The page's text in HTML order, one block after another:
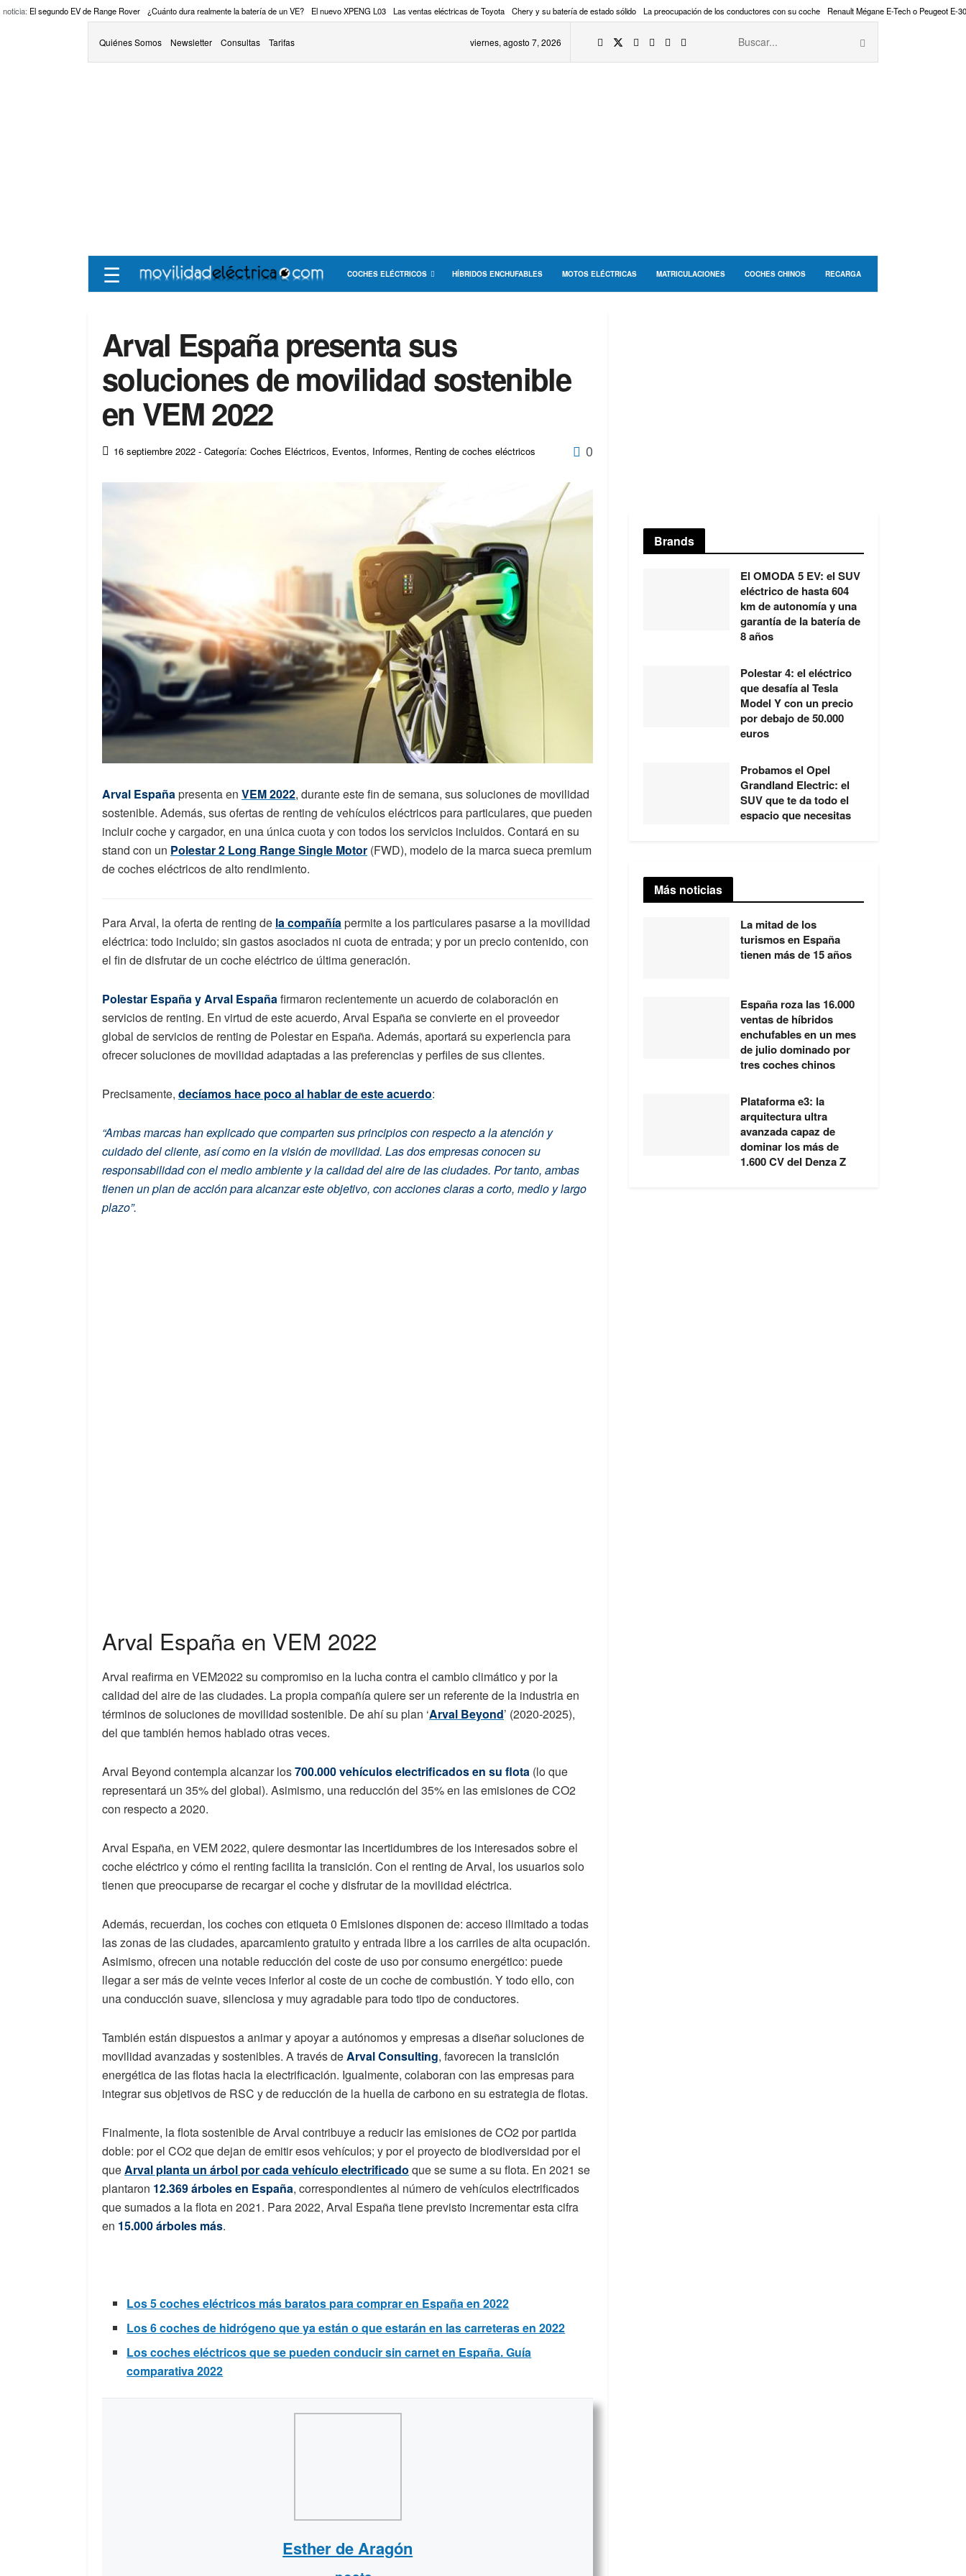
noticia: El segundo EV de Range Rover ¿Cuánto dura realmente la batería de un VE? El nuevo XPENG L03 Las ventas eléctricas de Toyota Chery y su batería de estado sólido La preocupación de los conductores con su coche Renault Mégane E-Tech o Peugeot E-
Quiénes Somos Newsletter Consultas Tarifas viernes, agosto 7, 2026
☰ COCHES ELÉCTRICOS HÍBRIDOS ENCHUFABLES MOTOS ELÉCTRICAS MATRICULACIONES COCHES CHINOS RECARGA
Arval España presenta sus
soluciones de movilidad sostenible
en VEM 2022
16 septiembre 2022 - Categoría: Coches Eléctricos, Eventos, Informes, Renting de coches eléctricos 0
Arval Españapresenta en VEM 2022, durante este fin de semana, sus soluciones de movilidad
sostenible. Además, sus ofertas de renting de vehículos eléctricos para particulares, que pueden
incluir coche y cargador, en una única cuota y con todos los servicios incluidos. Contará en su
stand con un Polestar 2 Long Range Single Motor (FWD), modelo de la marca sueca premium
de coches eléctricos de alto rendimiento.
Para Arval, la oferta de renting de la compañíapermite a los particulares pasarse a la movilidad
eléctrica: todo incluido; sin gastos asociados ni cuota de entrada; y por un precio contenido, con
el fin de disfrutar de un coche eléctrico de última generación.
Polestar España y Arval Españafirmaron recientemente un acuerdo de colaboración en
servicios de renting. En virtud de este acuerdo, Arval España se convierte en el proveedor
global de servicios de renting de Polestar en España. Además, aportará su experiencia para
ofrecer soluciones de movilidad adaptadas a las preferencias y perfiles de sus clientes.
Precisamente, decíamos hace poco al hablar de este acuerdo:
“Ambas marcas han explicado que comparten sus principios con respecto a la atención y
cuidado del cliente, así como en la visión de movilidad. Las dos empresas conocen su
responsabilidad con el medio ambiente y la calidad del aire de las ciudades. Por tanto, ambas
tienen un plan de acción para alcanzar este objetivo, con acciones claras a corto, medio y largo
plazo”.
Arval España en VEM 2022
Arval reafirma en VEM2022 su compromiso en la lucha contra el cambio climático y por la
calidad del aire de las ciudades. La propia compañía quiere ser un referente de la industria en
términos de soluciones de movilidad sostenible. De ahí su plan ‘Arval Beyond’ (2020-2025),
del que también hemos hablado otras veces.
Arval Beyond contempla alcanzar los700.000 vehículos electrificados en su flota (lo que
representará un 35% del global). Asimismo, una reducción del 35% en las emisiones de CO2
con respecto a 2020.
Arval España, en VEM 2022, quiere desmontar las incertidumbres de los interesados sobre el
coche eléctrico y cómo el renting facilita la transición. Con el renting de Arval, los usuarios solo
tienen que preocuparse de recargar el coche y disfrutar de la movilidad eléctrica.
Además, recuerdan, los coches con etiqueta 0 Emisiones disponen de: acceso ilimitado a todas
las zonas de las ciudades, aparcamiento gratuito y entrada libre a los carriles de alta ocupación.
Asimismo, ofrecen una notable reducción del coste de uso por consumo energético: puede
llegar a ser más de veinte veces inferior al coste de un coche de combustión. Y todo ello, con
una conducción suave, silenciosa y muy agradable para todo tipo de conductores.
También están dispuestos a animar y apoyar a autónomos y empresas a diseñar soluciones de
movilidad avanzadas y sostenibles. A través de Arval Consulting, favorecen la transición
energética de las flotas hacia la electrificación. Igualmente, colaboran con las empresas para
integrar sus objetivos de RSC y de reducción de la huella de carbono en su estrategia de flotas.
Finalmente, la flota sostenible de Arval contribuye a reducir las emisiones de CO2 por partida
doble: por el CO2 que dejan de emitir esos vehículos; y por el proyecto de biodiversidad por el
que Arval planta un árbol por cada vehículo electrificado que se sume a su flota. En 2021 se
plantaron 12.369 árboles en España, correspondientes al número de vehículos electrificados
que sumados a la flota en 2021. Para 2022, Arval España tiene previsto incrementar esta cifra
en 15.000 árboles más.
Los 5 coches eléctricos más baratos para comprar en España en 2022
Los 6 coches de hidrógeno que ya están o que estarán en las carreteras en 2022
Los coches eléctricos que se pueden conducir sin carnet en España. Guía
comparativa 2022
Esther de Aragón
Brands
El OMODA 5 EV: el SUV
eléctrico de hasta 604
km de autonomía y una
garantía de la batería de
8 años
Polestar 4: el eléctrico
que desafía al Tesla
Model Y con un precio
por debajo de 50.000
euros
Probamos el Opel
Grandland Electric: el
SUV que te da todo el
espacio que necesitas
Más noticias
La mitad de los
turismos en España
tienen más de 15 años
España roza las 16.000
ventas de híbridos
enchufables en un mes
de julio dominado por
tres coches chinos
Plataforma e3: la
arquitectura ultra
avanzada capaz de
dominar los más de
1.600 CV del Denza Z